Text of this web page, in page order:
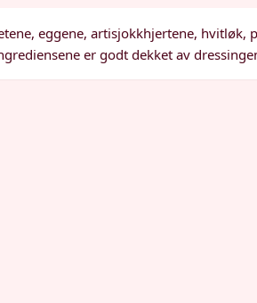
eggene, artisjokkhjertene, hvitløk,
er godt dekket av